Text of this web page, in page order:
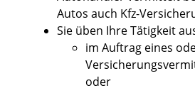
Autos auch Kfz-
Sie üben Ihre Tätigkeit
im Auftrag eines
oder